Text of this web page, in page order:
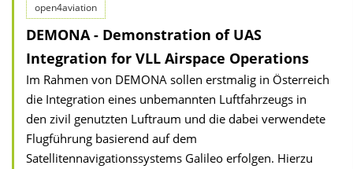
open4aviation
DEMONA - Demonstration of UAS
Integration for VLL Airspace Operations
Im Rahmen von DEMONA sollen erstmalig in Österreich
die Integration eines unbemannten Luftfahrzeugs in
den zivil genutzten Luftraum und die dabei verwendete
Flugführung basierend auf dem
Satellitennavigationssystems Galileo erfolgen. Hierzu